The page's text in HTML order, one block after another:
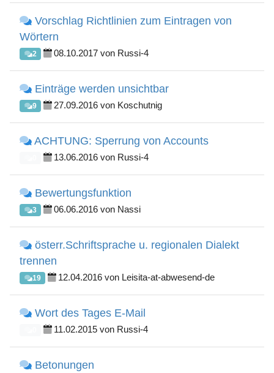
Vorschlag Richtlinien zum Eintragen von
Wörtern
2 08.10.2017 von Russi-4
Einträge werden unsichtbar
9 27.09.2016 von Koschutnig
ACHTUNG: Sperrung von Accounts
13.06.2016 von Russi-4
Bewertungsfunktion
3 06.06.2016 von Nassi
österr.Schriftsprache u. regionalen Dialekt
trennen
19 12.04.2016 von Leisita-at-abwesend-de
Wort des Tages E-Mail
11.02.2015 von Russi-4
Betonungen